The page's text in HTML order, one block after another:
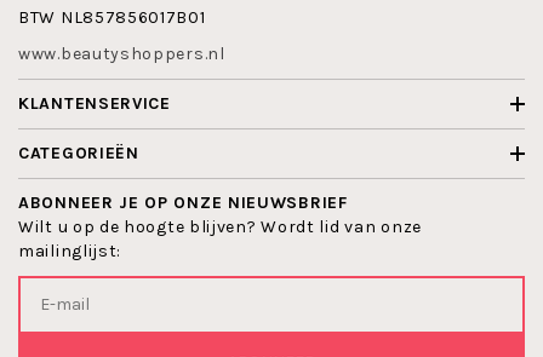
BTW NL857856017B01
www.beautyshoppers.nl
KLANTENSERVICE
CATEGORIEËN
ABONNEER JE OP ONZE NIEUWSBRIEF
Wilt u op de hoogte blijven? Wordt lid van onze
mailinglijst: